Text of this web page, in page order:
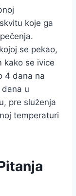
koje ga
se pekao,
kako se ivice
4 dana na
u
pre služenja
temperaturi